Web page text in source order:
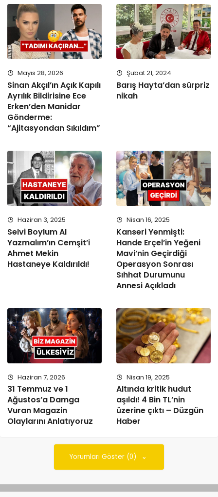
Mayıs 28, 2026
Sinan Akçıl’ın Açık Kapılı
Ayrılık Bildirisine Ece
Erken’den Manidar
Gönderme:
“Ajitasyondan Sıkıldım”
Şubat 21, 2024
Barış Hayta’dan sürpriz
nikah
Haziran 3, 2025
Selvi Boylum Al
Yazmalım’ın Cemşit’i
Ahmet Mekin
Hastaneye Kaldırıldı!
Nisan 16, 2025
Kanseri Yenmişti:
Hande Erçel’in Yeğeni
Mavi’nin Geçirdiği
Operasyon Sonrası
Sıhhat Durumunu
Annesi Açıkladı
Haziran 7, 2026
31 Temmuz ve 1
Ağustos’a Damga
Vuran Magazin
Olaylarını Anlatıyoruz
Nisan 19, 2025
Altında kritik hudut
aşıldı! 4 Bin TL’nin
üzerine çıktı – Düzgün
Haber
Yorumları Göster (0)